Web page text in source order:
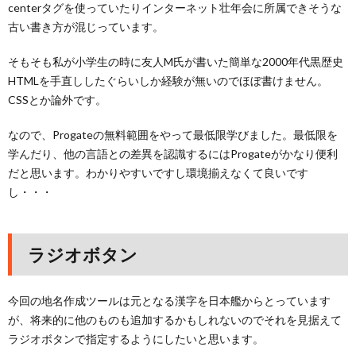
centerタグを使っていたりインターネット壮年会に所属できそうな
古い書き方が混じっています。
そもそも私が小学生の時に友人M氏が書いた簡単な2000年代黒歴史
HTMLを手直ししたぐらいしか経験が無いのでほぼ書けません。
CSSとか論外です。
なので、Progateの無料範囲をやって最低限学びました。最低限を
学んだり、他の言語との差異を認識するにはProgateがかなり便利
だと思います。わかりやすいですし環境揃えなくて良いです
し・・・
ラジオボタン
今回の地名作成ツールは元となる漢字を日本艦からとっています
が、将来的に他のものも追加するかもしれないのでそれを見据えて
ラジオボタンで指定するようにしたいと思います。